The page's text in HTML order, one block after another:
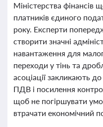
Міністерства фінансів
платників єдиного
року. Експерти
створити значні
навантаження для
переходи у тінь та
асоціації закликають
ПДВ і посилення
щоб не погіршувати
втрачати економічний